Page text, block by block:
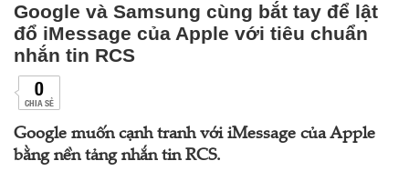
Google và Samsung cùng bắt tay để lật
đổ iMessage của Apple với tiêu chuẩn
nhắn tin RCS
0
CHIA SẺ
Google muốn cạnh tranh với iMessage của Apple
bằng nền tảng nhắn tin RCS.